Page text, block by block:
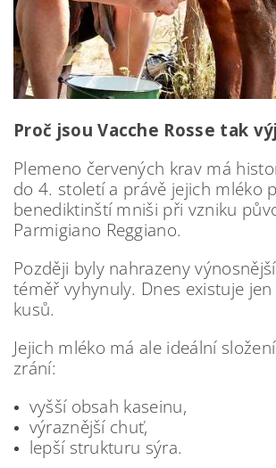
Proč jsou Vacche Rosse tak
Plemeno červených krav má
do 4. století a právě jejich mléko
benediktinští mniši při vzniku
Parmigiano Reggiano.
Později byly nahrazeny
téměř vyhynuly. Dnes existuje
kusů.
Jejich mléko má ale ideální
zrání:
vyšší obsah kaseinu,
výraznější chuť,
lepší strukturu sýra.